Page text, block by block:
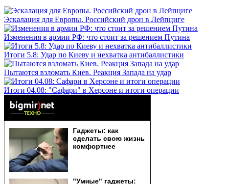
Эскалация для Европы. Российский дрон в Лейпциге
Изменения в армии РФ: что стоит за решением Путина
Итоги 5.8: Удар по Киеву и нехватка антибаллистики
Пытаются взломать Киев. Реакция Запада на удар
Итоги 04.08: "Сафари" в Херсоне и итоги операции